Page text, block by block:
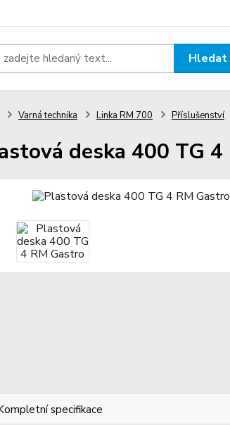
Hledat
Varná technika Linka RM 700 Příslušenství
deska 400 TG
specifikace